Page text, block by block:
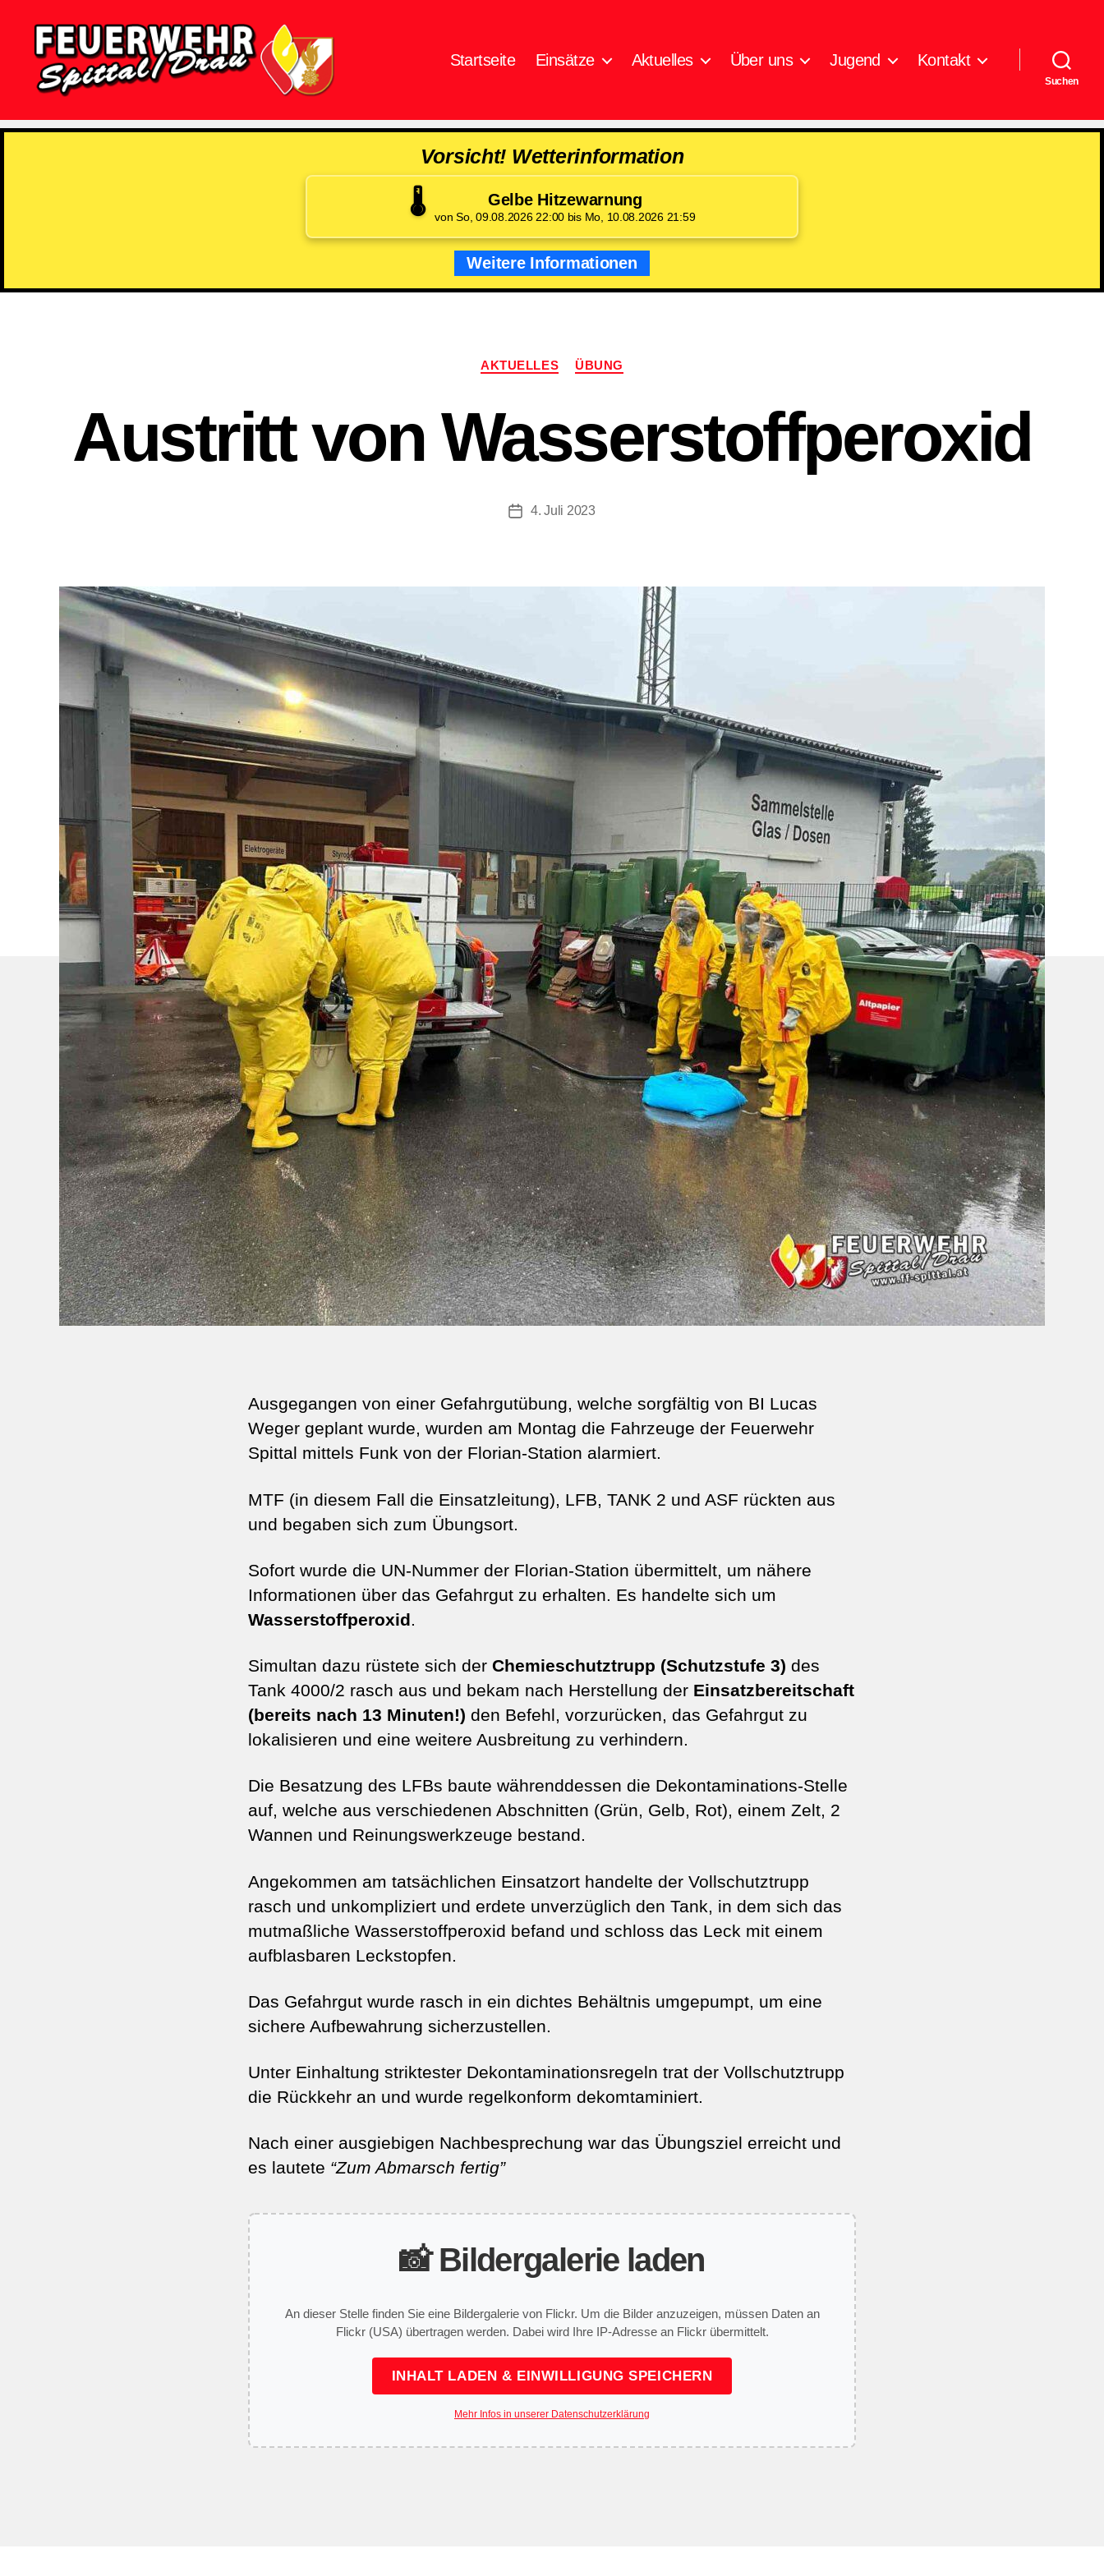
Spittal/Drau
Startseite Einsätze Aktuelles Über uns Jugend Kontakt
Suchen
Vorsicht! Wetterinformation
🌡️ Gelbe Hitzewarnung
von So, 09.08.2026 22:00 bis Mo, 10.08.2026 21:59
Weitere Informationen
Kategorien
AKTUELLES ÜBUNG
Austritt von Wasserstoffperoxid
Beitragsdatum
4. Juli 2023
Ausgegangen von einer Gefahrgutübung, welche sorgfältig von BI Lucas
Weger geplant wurde, wurden am Montag die Fahrzeuge der Feuerwehr
Spittal mittels Funk von der Florian-Station alarmiert.
MTF (in diesem Fall die Einsatzleitung), LFB, TANK 2 und ASF rückten aus
und begaben sich zum Übungsort.
Sofort wurde die UN-Nummer der Florian-Station übermittelt, um nähere
Informationen über das Gefahrgut zu erhalten. Es handelte sich um
Wasserstoffperoxid.
Simultan dazu rüstete sich derChemieschutztrupp (Schutzstufe 3)des
Tank 4000/2 rasch aus und bekam nach Herstellung der Einsatzbereitschaft
(bereits nach 13 Minuten!) den Befehl, vorzurücken, das Gefahrgut zu
lokalisieren und eine weitere Ausbreitung zu verhindern.
Die Besatzung des LFBs baute währenddessen die Dekontaminations-Stelle
auf, welche aus verschiedenen Abschnitten (Grün, Gelb, Rot), einem Zelt, 2
Wannen und Reinungswerkzeuge bestand.
Angekommen am tatsächlichen Einsatzort handelte der Vollschutztrupp
rasch und unkompliziert und erdete unverzüglich den Tank, in dem sich das
mutmaßliche Wasserstoffperoxid befand und schloss das Leck mit einem
aufblasbaren Leckstopfen.
Das Gefahrgut wurde rasch in ein dichtes Behältnis umgepumpt, um eine
sichere Aufbewahrung sicherzustellen.
Unter Einhaltung striktester Dekontaminationsregeln trat der Vollschutztrupp
die Rückkehr an und wurde regelkonform dekomtaminiert.
Nach einer ausgiebigen Nachbesprechung war das Übungsziel erreicht und
es lautete “Zum Abmarsch fertig”
📸 Bildergalerie laden
An dieser Stelle finden Sie eine Bildergalerie von Flickr. Um die Bilder anzuzeigen, müssen Daten an
Flickr (USA) übertragen werden. Dabei wird Ihre IP-Adresse an Flickr übermittelt.
INHALT LADEN & EINWILLIGUNG SPEICHERN
Mehr Infos in unserer Datenschutzerklärung